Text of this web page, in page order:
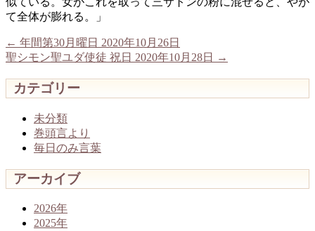
て全体が膨れる。」
← 年間第30月曜日 2020年10月26日
聖シモン聖ユダ使徒 祝日 2020年10月28日
→
カテゴリー
未分類
巻頭言より
毎日のみ言葉
アーカイブ
2026年
2025年